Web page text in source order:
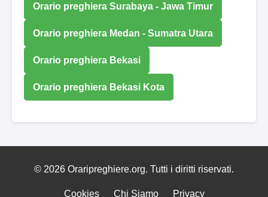
Orario preghiera Surabaya - Jawa Timur
Orario preghiera Medan - Sumatra Utara
Orario preghiera Bekasi
Orario preghiera Bekasi Kota
© 2026 Oraripreghiere.org. Tutti i diritti riservati.
Cookies Chi Siamo Privacy